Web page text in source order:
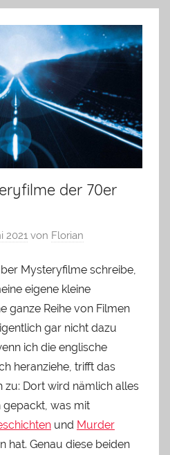
der 70er
2021 von Florian
Mysteryfilme schreibe,
eigene kleine
ganze Reihe von Filmen
gar nicht dazu
ich die englische
heranziehe, trifft das
Dort wird nämlich alles
gepackt, was mit
und Murder
hat. Genau diese beiden